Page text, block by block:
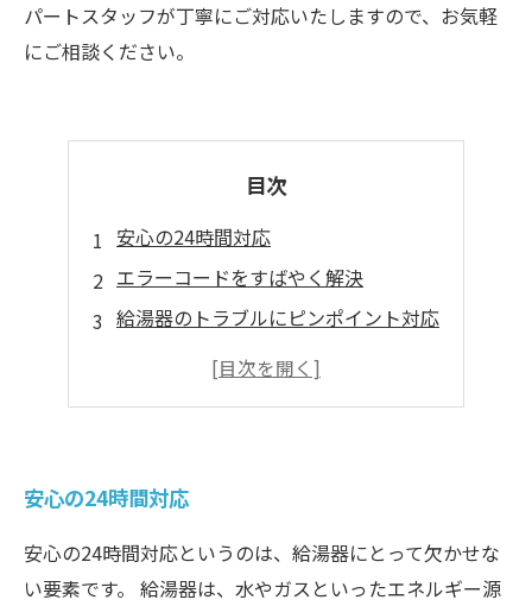
パートスタッフが丁寧にご対応いたしますので、お気軽
にご相談ください。
目次
安心の24時間対応
エラーコードをすばやく解決
給湯器のトラブルにピンポイント対応
多彩なメーカーに対応
安心の24時間対応
安心の24時間対応というのは、給湯器にとって欠かせな
い要素です。 給湯器は、水やガスといったエネルギー源